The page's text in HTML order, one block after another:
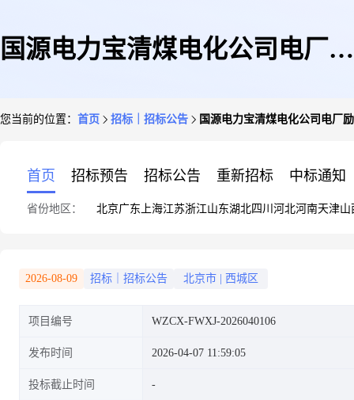
国源电力宝清煤电化公司电厂励
您当前的位置： 首页 招标｜招标公告 国源电力宝清煤电化公司电厂
首页 招标预告 招标公告 重新招标 中标通知
省份地区： 北京广东 上海江苏浙江山东湖北四川 河北河南天津山
2026-08-09 招标｜招标公告 北京市 西城区
项目编号 WZCX-FWXJ-2026040106
发布时间 2026-04-07 11:59:05
投标截止时间